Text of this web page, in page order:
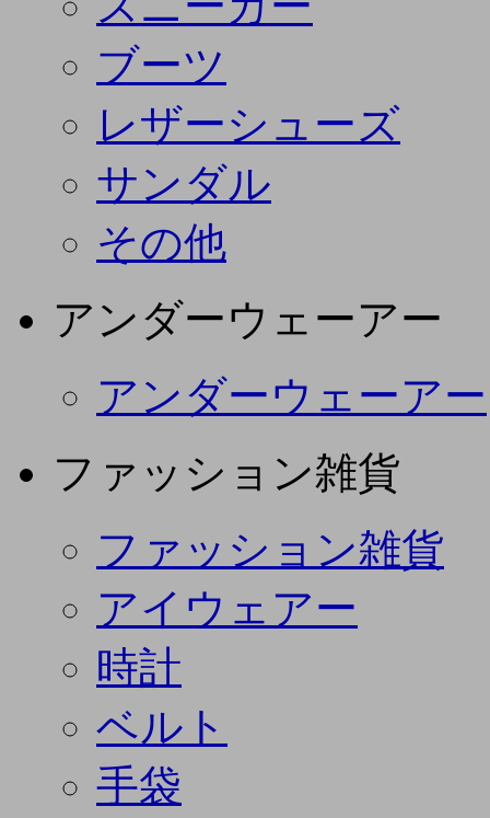
ブーツ
レザーシューズ
サンダル
その他
アンダーウェーアー
アンダーウェーアー
ファッション雑貨
ファッション雑貨
アイウェアー
時計
ベルト
手袋